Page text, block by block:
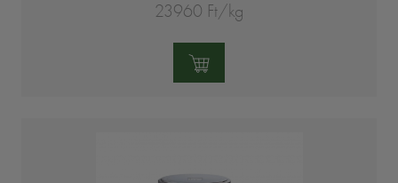
23960 Ft/kg
Mennyiség: